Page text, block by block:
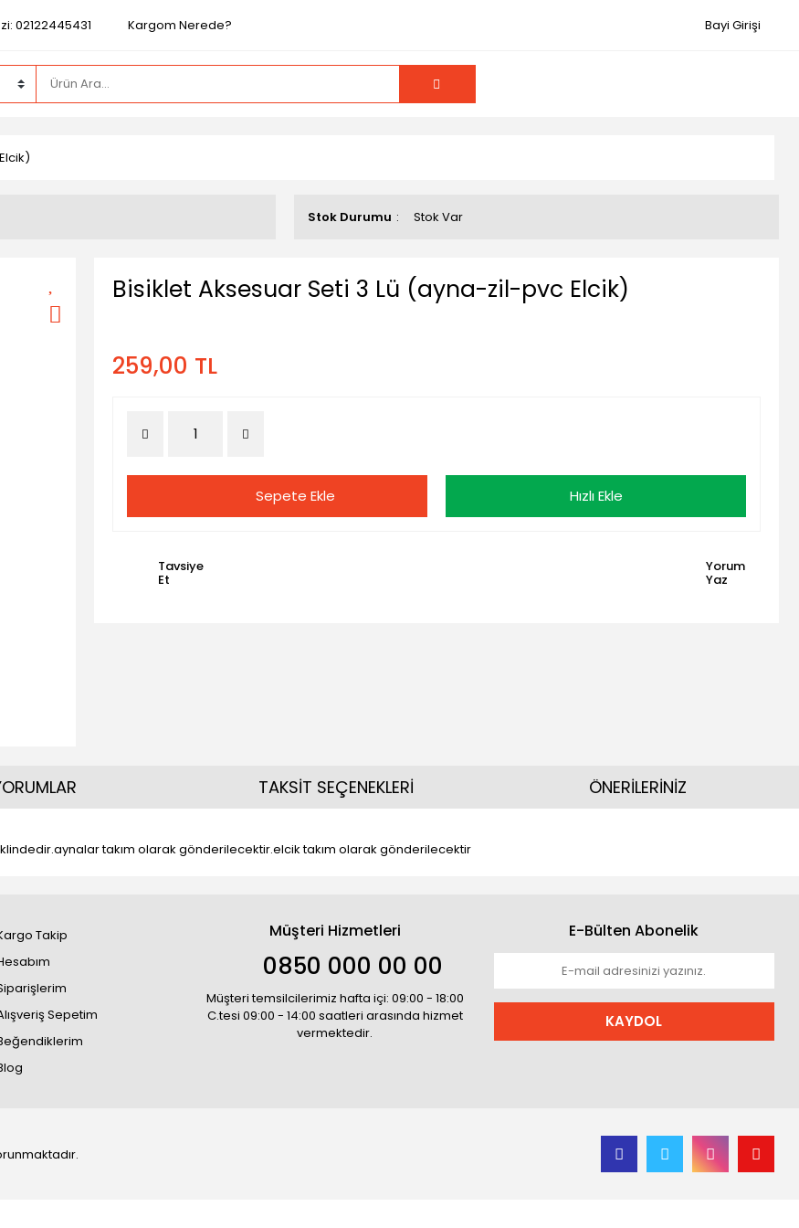
02122445431 Kargom Nerede? Bayi Girişi
Stok Durumu Stok Var
Bisiklet Aksesuar Seti 3 Lü (ayna-zil-pvc Elcik)
259,00 TL
Sepete Ekle Hızlı Ekle
Tavsiye
Et
Yorum
Yaz
şeklindedir.aynalar takım olarak gönderilecektir.elcik takım olarak gönderilecektir
TAKSİT SEÇENEKLERİ ÖNERİLERİNİZ
Takip
Sepetim
Müşteri Hizmetleri
0850 000 00 00
Müşteri temsilcilerimiz hafta içi: 09:00 - 18:00
C.tesi 09:00 - 14:00 saatleri arasında hizmet
vermektedir.
E-Bülten Abonelik
KAYDOL